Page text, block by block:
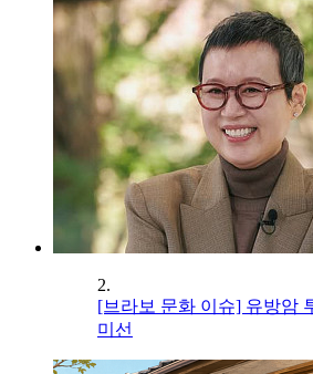
2.
[브라보 문화 이슈] 유방암
미선